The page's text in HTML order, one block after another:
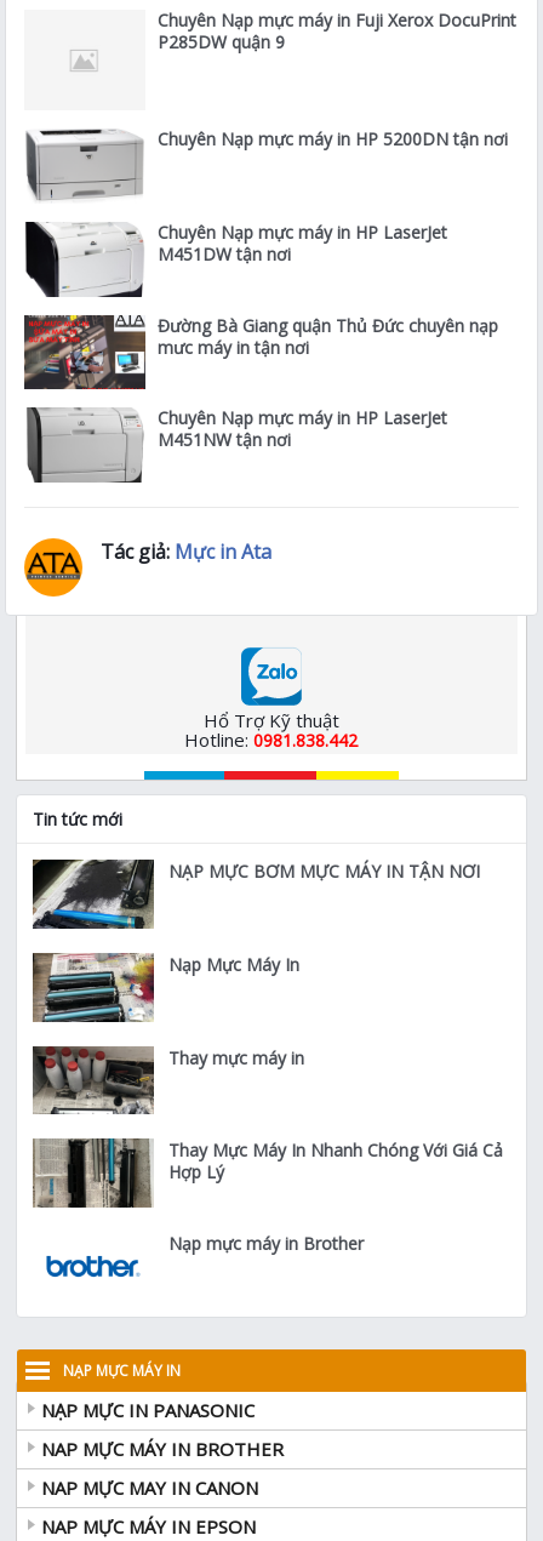
Chuyên Nạp mực máy in Fuji Xerox DocuPrint
P285DW quận 9
Chuyên Nạp mực máy in HP 5200DN tận nơi
Chuyên Nạp mực máy in HP LaserJet
M451DW tận nơi
Đường Bà Giang quận Thủ Đức chuyên nạp
mưc máy in tận nơi
Chuyên Nạp mực máy in HP LaserJet
M451NW tận nơi
Tác giả: Mực in Ata
Hổ Trợ Kỹ thuật
Hotline:0981.838.442
Tin tức mới
NẠP MỰC BƠM MỰC MÁY IN TẬN NƠI
Nạp Mực Máy In
Thay mực máy in
Thay Mực Máy In Nhanh Chóng Với Giá Cả
Hợp Lý
Nạp mực máy in Brother
NẠP MỰC MÁY IN
NẠP MỰC IN PANASONIC
NAP MỰC MÁY IN BROTHER
NAP MỰC MAY IN CANON
NAP MỰC MÁY IN EPSON